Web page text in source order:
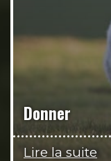
Donner
Lire la suite